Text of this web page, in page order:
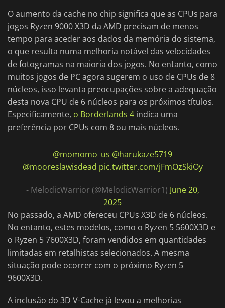
O aumento da cache no chip significa que as CPUs para
jogos Ryzen 9000 X3D da AMD precisam de menos
tempo para aceder aos dados da memória do sistema,
o que resulta numa melhoria notável das velocidades
de fotogramas na maioria dos jogos. No entanto, como
muitos jogos de PC agora sugerem o uso de CPUs de 8
núcleos, isso levanta preocupações sobre a adequação
desta nova CPU de 6 núcleos para os próximos títulos.
Especificamente, o Borderlands 4 indica uma
preferência por CPUs com 8 ou mais núcleos.
@momomo_us @harukaze5719
@mooreslawisdead pic.twitter.com/jFmOzSkiOy
- MelodicWarrior (@MelodicWarrior1) June 20,
2025
No passado, a AMD ofereceu CPUs X3D de 6 núcleos.
No entanto, estes modelos, como o Ryzen 5 5600X3D e
o Ryzen 5 7600X3D, foram vendidos em quantidades
limitadas em retalhistas selecionados. A mesma
situação pode ocorrer com o próximo Ryzen 5
9600X3D.
A inclusão do 3D V-Cache já levou a melhorias